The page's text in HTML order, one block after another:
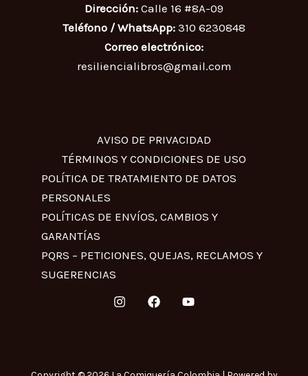
Dirección: Calle 16 #8A-09
Teléfono / WhatsApp: 310 6230848
Correo electrónico:
resiliencialibros@gmail.com
AVISO DE PRIVACIDAD
TÉRMINOS Y CONDICIONES DE USO
POLÍTICA DE TRATAMIENTO DE DATOS
PERSONALES
POLÍTICAS DE ENVÍOS, CAMBIOS Y
GARANTÍAS
PQRS – PETICIONES, QUEJAS, RECLAMOS Y
SUGERENCIAS